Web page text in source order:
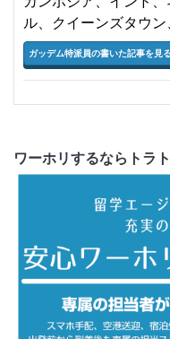
ル、クイーンズタウ
ガッデム特派員の書いた記事を見る
ワーホリするならトラト